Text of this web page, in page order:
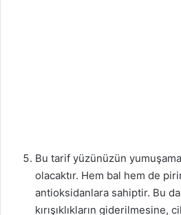
Bu tarif yüzünüzün
olacaktır. Hem bal hem de
antioksidanlara sahiptir. Bu
kırışıklıkların giderilmesine,